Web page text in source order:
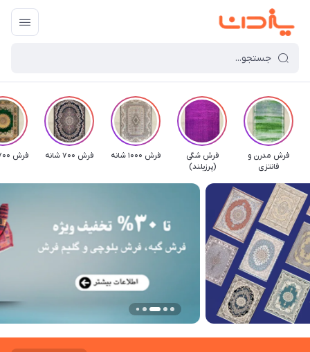
فرش مدرن و
فانتزی
فرش شگی
(پرزبلند)
فرش 1000 شانه فرش 700 شانه فرش 1700 شانه